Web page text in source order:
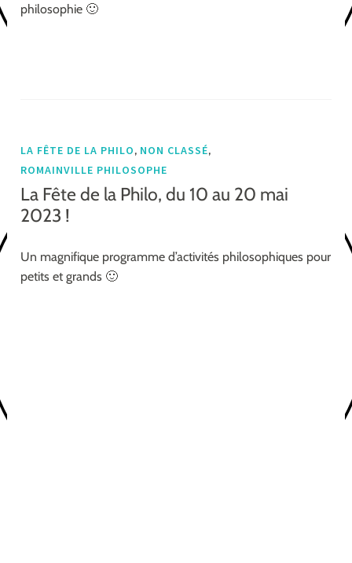
philosophie 🙂
LA FÊTE DE LA PHILO, NON CLASSÉ,
ROMAINVILLE PHILOSOPHE
La Fête de la Philo, du 10 au 20 mai
2023 !
Un magnifique programme d’activités philosophiques pour
petits et grands 🙂